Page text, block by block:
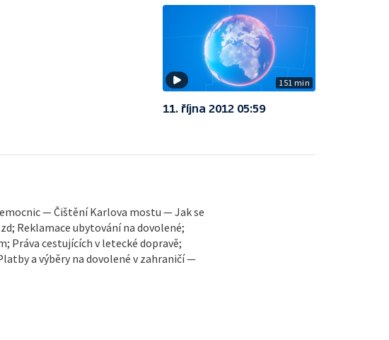
151 min
11. října 2012 05:59
— Čištění Karlova mostu — Jak se
Reklamace ubytování na dovolené;
Práva cestujících v letecké dopravě;
a výběry na dovolené v zahraničí —